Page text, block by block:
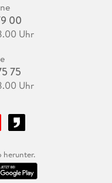
00
Uhr
75
Uhr
herunter.